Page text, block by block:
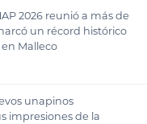
2026 reunió a más de
un récord histórico
Malleco
unapinos
impresiones de la